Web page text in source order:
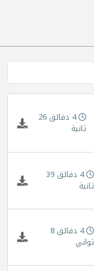
4 دقائق 26
ثانية
4 دقائق 39
ثانية
4 دقائق 8
ثواني